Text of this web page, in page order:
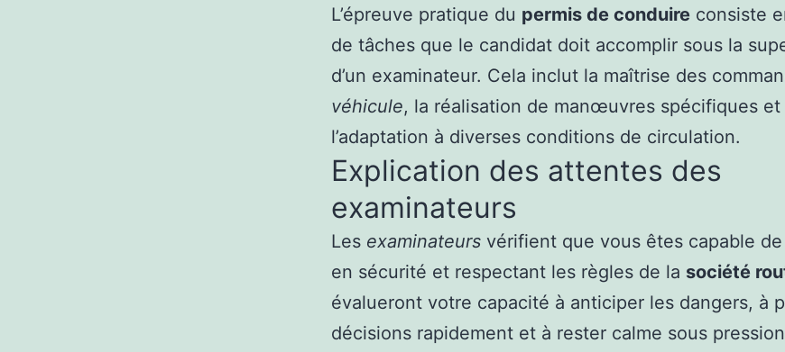
L’épreuve pratique du permis de conduire consiste
de tâches que le candidat doit accomplir sous la
d’un examinateur. Cela inclut la maîtrise des
véhicule, la réalisation de manœuvres spécifiques et
l’adaptation à diverses conditions de circulation.
Explication des attentes des
examinateurs
Les examinateurs vérifient que vous êtes capable
en sécurité et respectant les règles de la société
évalueront votre capacité à anticiper les dangers, à
décisions rapidement et à rester calme sous